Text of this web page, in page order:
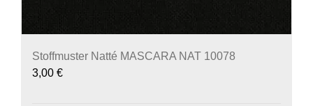
Stoffmuster Natté MASCARA NAT 10078
3,00 €